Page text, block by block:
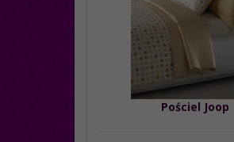
Pościel Joop